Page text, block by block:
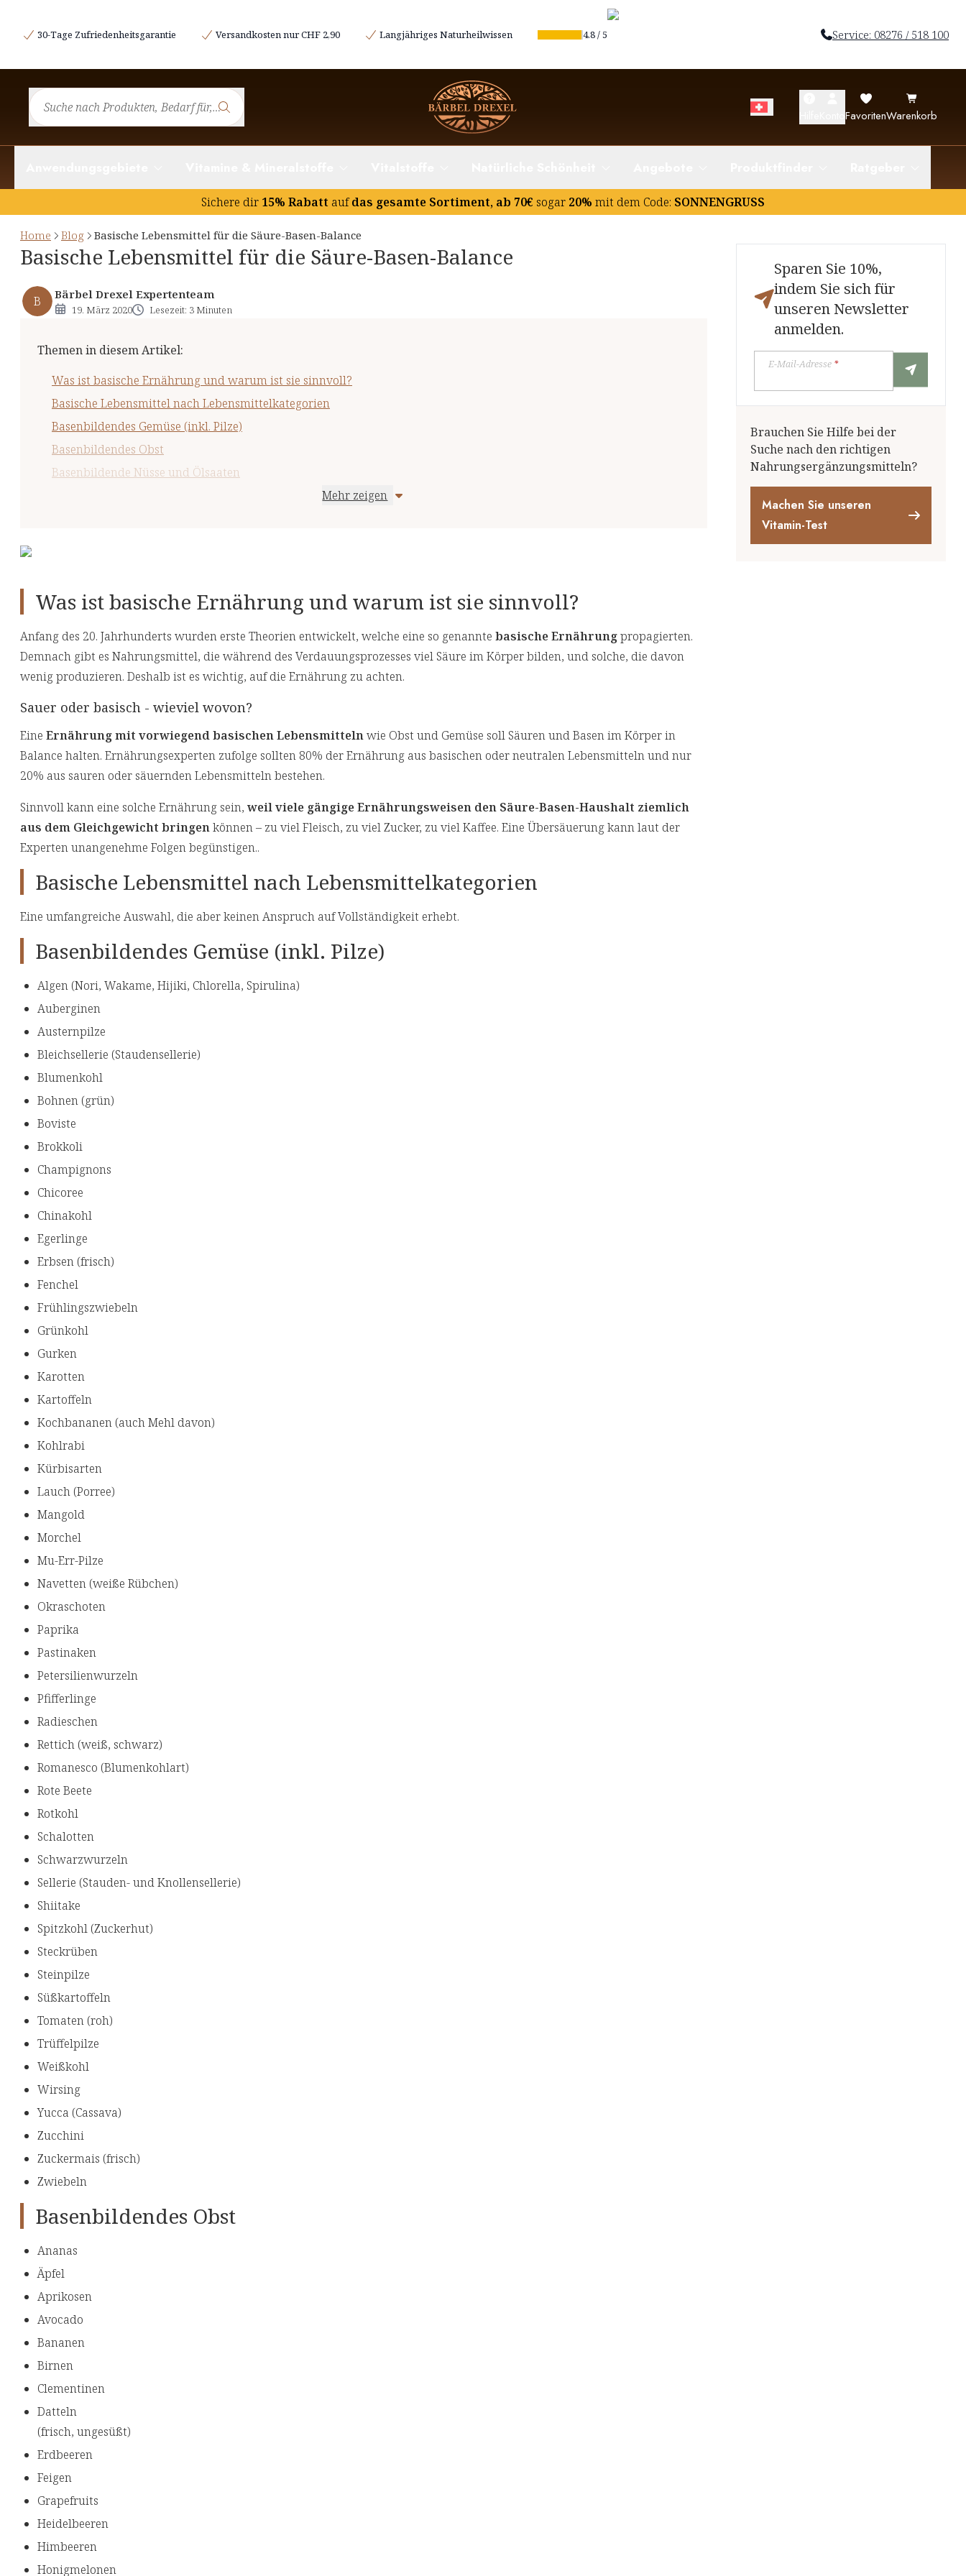
30-Tage Zufriedenheitsgarantie Versandkosten nur CHF 2,90 Langjähriges Naturheilwissen 4.8/5 Service: 08276 / 518 100
FavoritenWarenkorb
Sichere dir 15% Rabatt aufdas gesamte Sortiment, ab 70€ sogar 20% mit dem Code: SONNENGRUSS
Home Blog Basische Lebensmittel für die Säure-Basen-Balance
Basische Lebensmittel für die Säure-Basen-Balance
B Bärbel Drexel Expertenteam
19. März 2020 Lesezeit: 3 Minuten
Themen in diesem Artikel:
Was ist basische Ernährung und warum ist sie sinnvoll?
Basische Lebensmittel nach Lebensmittelkategorien
Basenbildendes Gemüse (inkl. Pilze)
Basenbildendes Obst
Basenbildende Nüsse und Ölsaaten
Mehr zeigen
Was ist basische Ernährung und warum ist sie sinnvoll?
Basenbildendes Obst
Basenbildende Nüsse und Ölsaaten
Basenbildende Getränke
Basenbildende Kräuter und Gewürze
Was ist basische Ernährung und warum ist sie sinnvoll?
Anfang des 20. Jahrhunderts wurden erste Theorien entwickelt, welche eine so genannte basische Ernährungpropagierten.
Demnach gibt es Nahrungsmittel, die während des Verdauungsprozesses viel Säure im Körper bilden, und solche, die davon
wenig produzieren. Deshalb ist es wichtig, auf die Ernährung zu achten.
Sauer oder basisch - wieviel wovon?
Eine Ernährung mit vorwiegend basischen Lebensmittelnwie Obst und Gemüse soll Säuren und Basen im Körper in
Balance halten. Ernährungsexperten zufolge sollten 80% der Ernährung aus basischen oder neutralen Lebensmitteln und nur
20% aus sauren oder säuernden Lebensmitteln bestehen.
Sinnvoll kann eine solche Ernährung sein, weil viele gängige Ernährungsweisen den Säure-Basen-Haushalt ziemlich
aus dem Gleichgewicht bringenkönnen – zu viel Fleisch, zu viel Zucker, zu viel Kaffee. Eine Übersäuerung kann laut der
Experten unangenehme Folgen begünstigen..
Basische Lebensmittel nach Lebensmittelkategorien
Eine umfangreiche Auswahl, die aber keinen Anspruch auf Vollständigkeit erhebt.
Basenbildendes Gemüse (inkl. Pilze)
Algen (Nori, Wakame, Hijiki, Chlorella, Spirulina)
Auberginen
Austernpilze
Bleichsellerie (Staudensellerie)
Blumenkohl
Bohnen (grün)
Boviste
Brokkoli
Champignons
Chicoree
Chinakohl
Egerlinge
Erbsen (frisch)
Fenchel
Frühlingszwiebeln
Grünkohl
Gurken
Karotten
Kartoffeln
Kochbananen (auch Mehl davon)
Kohlrabi
Kürbisarten
Lauch (Porree)
Mangold
Morchel
Mu-Err-Pilze
Navetten (weiße Rübchen)
Okraschoten
Paprika
Pastinaken
Petersilienwurzeln
Pfifferlinge
Radieschen
Rettich (weiß, schwarz)
Romanesco (Blumenkohlart)
Rote Beete
Rotkohl
Schalotten
Schwarzwurzeln
Sellerie (Stauden- und Knollensellerie)
Shiitake
Spitzkohl (Zuckerhut)
Steckrüben
Steinpilze
Süßkartoffeln
Tomaten (roh)
Trüffelpilze
Weißkohl
Wirsing
Yucca (Cassava)
Zucchini
Zuckermais (frisch)
Zwiebeln
Basenbildendes Obst
Ananas
Äpfel
Aprikosen
Avocado
Bananen
Birnen
Clementinen
Datteln
(frisch, ungesüßt)
Erdbeeren
Feigen
Grapefruits
Heidelbeeren
Himbeeren
Honigmelonen
Sparen Sie 10%,
indem Sie sich für
unseren Newsletter
anmelden.
E-Mail-Adresse*
Brauchen Sie Hilfe bei der
Suche nach den richtigen
Nahrungsergänzungsmitteln?
Machen Sie unseren
Vitamin-Test